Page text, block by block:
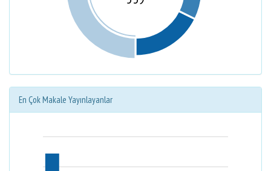
En Çok Makale Yayınlayanlar